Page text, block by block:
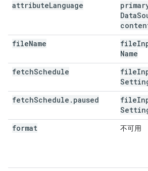
attributeLanguage
Data
fileName file
Name
fetchSchedule file
fetchSchedule . paused file
format
不可用